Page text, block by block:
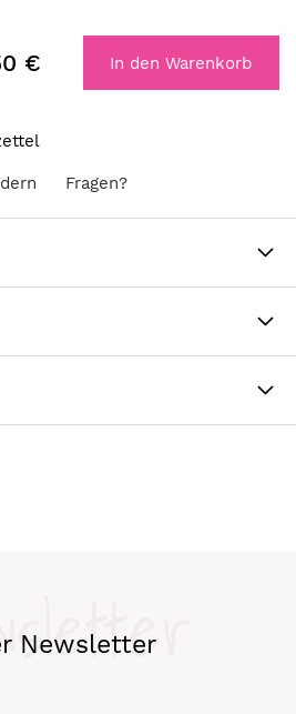
€ In den Warenkorb
Fragen?
Newsletter